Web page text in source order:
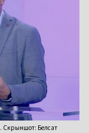
Скрыншот: Белсат